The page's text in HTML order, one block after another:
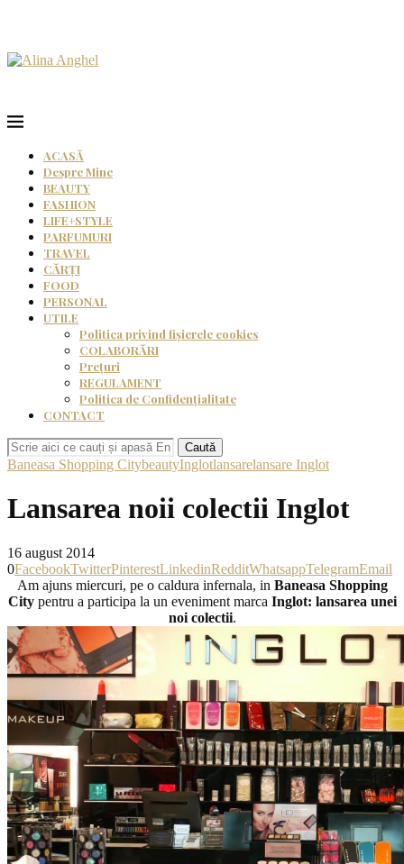
ACASĂ
Despre Mine
BEAUTY
FASHION
LIFE+STYLE
PARFUMURI
TRAVEL
CĂRȚI
FOOD
PERSONAL
UTILE
Politica privind fișierele cookies
COLABORĂRI
Prețuri
REGULAMENT
Politica de Confidențialitate
CONTACT
Caută
Baneasa Shopping CitybeautyInglotlansarelansare Inglot
Lansarea noii colectii Inglot
16 august 2014
0FacebookTwitterPinterestLinkedinRedditWhatsappTelegramEmail
Am ajuns miercuri, pe o caldura infernala, in Baneasa Shopping
Citypentru a participa la un eveniment marca Inglot: lansarea unei
noi colectii.